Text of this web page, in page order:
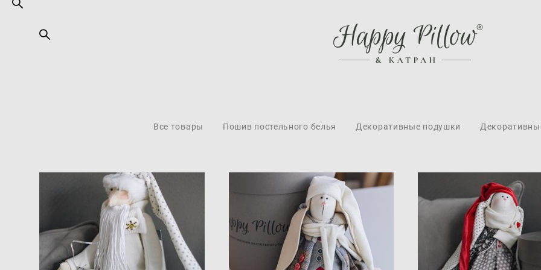
Все товары Пошив постельного белья Декоративные подушки